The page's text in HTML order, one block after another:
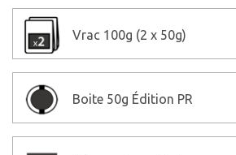
Vrac 100g (2 x 50g)
Boite 50g Édition PR